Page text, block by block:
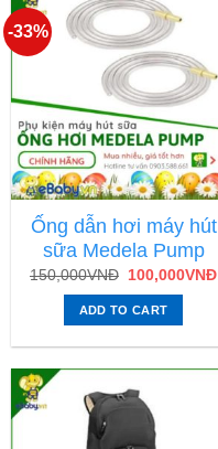
-33%
Ống dẫn hơi máy hút
sữa Medela Pump
150,000VNĐ 100,000VNĐ
ADD TO CART